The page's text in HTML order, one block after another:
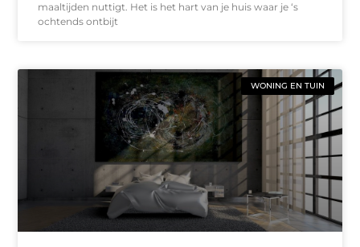
maaltijden nuttigt. Het is het hart van je huis waar je ‘s
ochtends ontbijt
WONING EN TUIN